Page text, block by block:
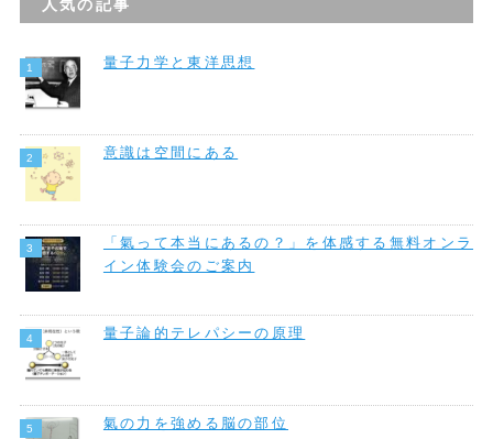
人気の記事
量子力学と東洋思想
意識は空間にある
「氣って本当にあるの？」を体感する無料オンラ
イン体験会のご案内
量子論的テレパシーの原理
氣の力を強める脳の部位